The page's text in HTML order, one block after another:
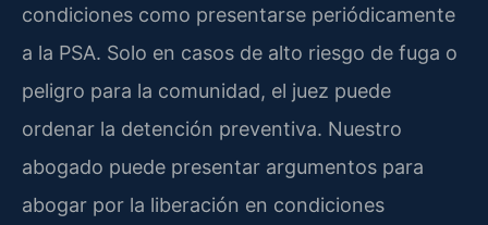
condiciones como presentarse periódicamente
a la PSA. Solo en casos de alto riesgo de fuga o
peligro para la comunidad, el juez puede
ordenar la detención preventiva. Nuestro
abogado puede presentar argumentos para
abogar por la liberación en condiciones